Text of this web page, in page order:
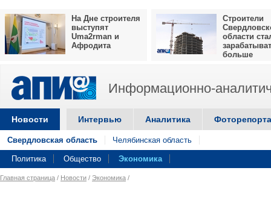
На Дне строителя
выступят
Uma2rman и
Афродита
Строители
области
больше
Информационно-
Новости Интервью Аналитика
Свердловская область Челябинская область
Политика Общество Экономика
Главная страница / Новости / Экономика /